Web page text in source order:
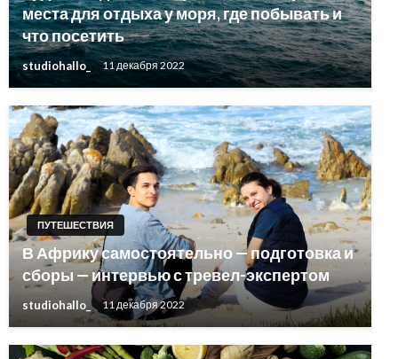
места для отдыха у моря, где побывать и
что посетить
studiohallo_ 11 декабря 2022
ПУТЕШЕСТВИЯ
В Африку самостоятельно — подготовка и
сборы — интервью с тревел-экспертом
studiohallo_ 11 декабря 2022